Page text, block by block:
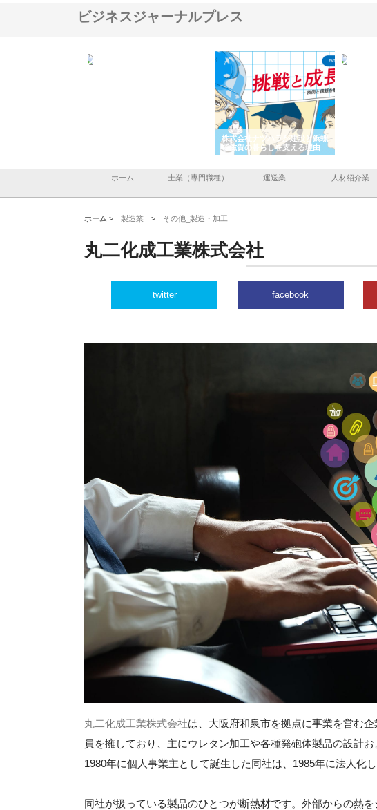
ビジネスジャーナルプレス
株式会社ナツハラが建設と鋲螺
で滋賀の暮らしを支える理由
ホーム 士業（専門職種） 運送業 人材紹介業
ホーム > 製造業 > その他_製造・加工
丸二化成工業株式会社
twitter facebook
丸二化成工業株式会社は、大阪府和泉市を拠点に事業を営む
員を擁しており、主にウレタン加工や各種発砲体製品の設計
1980年に個人事業主として誕生した同社は、1985年に法人化
同社が扱っている製品のひとつが断熱材です。外部からの熱